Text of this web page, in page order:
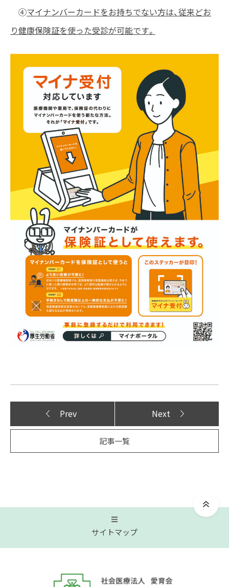
④マイナンバーカードをお持ちでない方は、従来どお
り健康保険証を使った受診が可能です。
Prev Next
記事一覧
サイトマップ
トップページ